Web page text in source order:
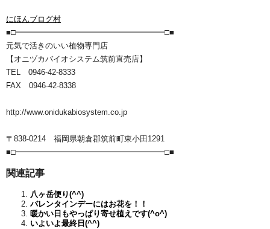
にほんブログ村
■□━━━━━━━━━━━━━━━━━━━□■
元気で活きのいい植物専門店
【オニヅカバイオシステム筑前直売店】
TEL 0946-42-8333
FAX 0946-42-8338
http://www.onidukabiosystem.co.jp
〒838-0214 福岡県朝倉郡筑前町東小田1291
■□━━━━━━━━━━━━━━━━━━━□■
関連記事
八ヶ岳便り(^^)
バレンタインデーにはお花を！！
暖かい日もやっぱり寄せ植えです(^o^)
いよいよ最終日(^^)